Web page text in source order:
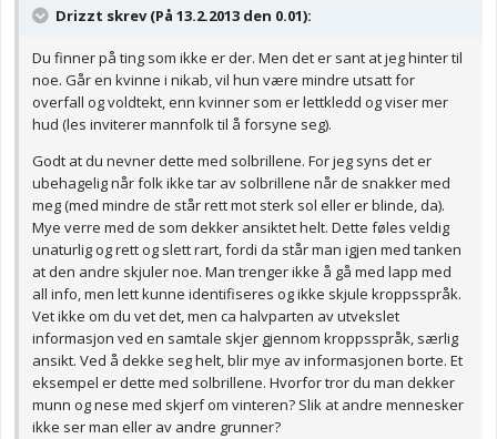
Drizzt skrev (På 13.2.2013 den 0.01):
Du finner på ting som ikke er der. Men det er sant at jeg hinter til
noe. Går en kvinne i nikab, vil hun være mindre utsatt for
overfall og voldtekt, enn kvinner som er lettkledd og viser mer
hud (les inviterer mannfolk til å forsyne seg).
Godt at du nevner dette med solbrillene. For jeg syns det er
ubehagelig når folk ikke tar av solbrillene når de snakker med
meg (med mindre de står rett mot sterk sol eller er blinde, da).
Mye verre med de som dekker ansiktet helt. Dette føles veldig
unaturlig og rett og slett rart, fordi da står man igjen med tanken
at den andre skjuler noe. Man trenger ikke å gå med lapp med
all info, men lett kunne identifiseres og ikke skjule kroppsspråk.
Vet ikke om du vet det, men ca halvparten av utvekslet
informasjon ved en samtale skjer gjennom kroppsspråk, særlig
ansikt. Ved å dekke seg helt, blir mye av informasjonen borte. Et
eksempel er dette med solbrillene. Hvorfor tror du man dekker
munn og nese med skjerf om vinteren? Slik at andre mennesker
ikke ser man eller av andre grunner?